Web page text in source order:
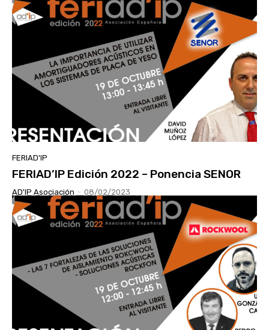
FERIAD'IP
FERIAD’IP Edición 2022 – Ponencia SENOR
AD'IP Asociación - 08/02/2023